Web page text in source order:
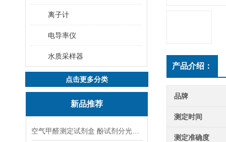
离子计
电导率仪
水质采样器
点击更多分类
新品推荐
产品介绍：
品牌
测定时间
测定准确度